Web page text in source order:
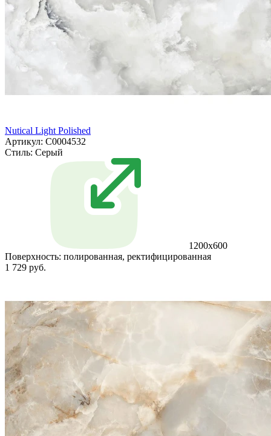
Nutical Light Polished
Артикул: С0004532
Стиль: Серый
1200x600
Поверхность: полированная, ректифицированная
1 729 руб.